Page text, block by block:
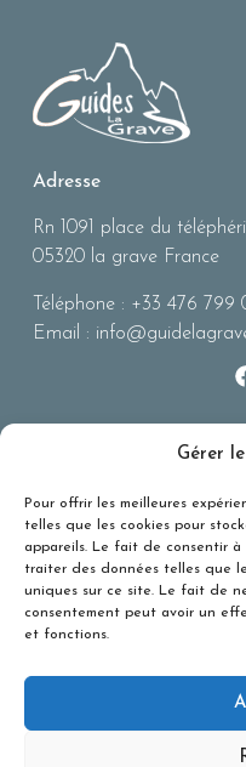
Gérer
Pour offrir les meilleures
telles que les cookies pour
appareils. Le fait de consentir
traiter des données telles que
uniques sur ce site. Le fait de
consentement peut avoir un
et fonctions.
Adresse
Rn 1091 place du
05320 la grave France
Téléphone : +33 476 799
Email :
Téléphérique La Grave La
Meile
BERA (risques
avalanches)
Office du Tourisme